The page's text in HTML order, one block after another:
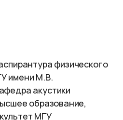
физического
имени М.В.
акустики
образование,
МГУ